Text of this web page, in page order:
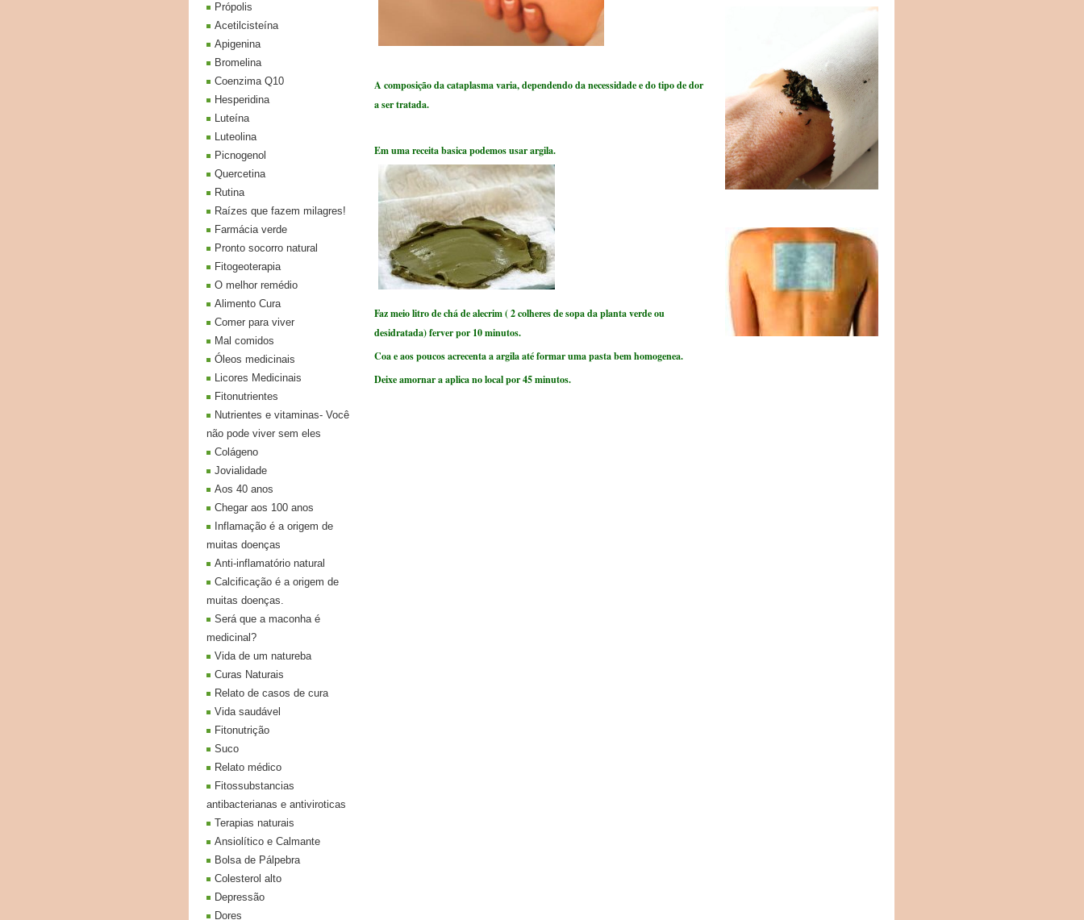
A composição da cataplasma varia, dependendo da necessidade e do tipo de dor
a ser tratada.
Em uma receita basica podemos usar argila.
Faz meio litro de chá de alecrim ( 2 colheres de sopa da planta verde ou
desidratada) ferver por 10 minutos.
Coa e aos poucos acrecenta a argila até formar uma pasta bem homogenea.
Deixe amornar a aplica no local por 45 minutos.
Própolis
Acetilcisteína
Apigenina
Bromelina
Coenzima Q10
Hesperidina
Luteína
Luteolina
Picnogenol
Quercetina
Rutina
Raízes que fazem milagres!
Farmácia verde
Pronto socorro natural
Fitogeoterapia
O melhor remédio
Alimento Cura
Comer para viver
Mal comidos
Óleos medicinais
Licores Medicinais
Fitonutrientes
Nutrientes e vitaminas- Você
não pode viver sem eles
Colágeno
Jovialidade
Aos 40 anos
Chegar aos 100 anos
Inflamação é a origem de
muitas doenças
Anti-inflamatório natural
Calcificação é a origem de
muitas doenças.
Será que a maconha é
medicinal?
Vida de um natureba
Curas Naturais
Relato de casos de cura
Vida saudável
Fitonutrição
Suco
Relato médico
Fitossubstancias
antibacterianas e antiviroticas
Terapias naturais
Ansiolítico e Calmante
Bolsa de Pálpebra
Colesterol alto
Depressão
Dores